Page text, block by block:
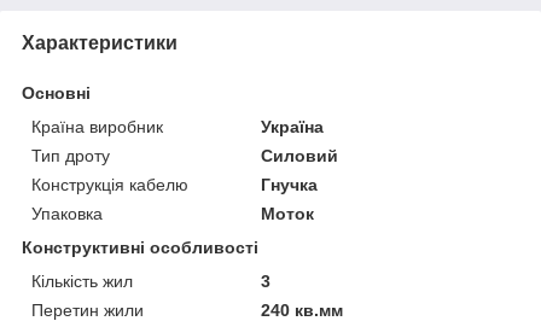
Характеристики
Основні
Країна виробник
Україна
Тип дроту
Силовий
Конструкція кабелю
Гнучка
Упаковка
Моток
Конструктивні особливості
Кількість жил
3
Перетин жили
240 кв.мм